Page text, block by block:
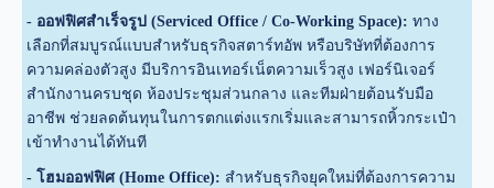
- ออฟฟิศสำเร็จรูป (Serviced Office / Co-Working Space): ทาง
เลือกที่สมบูรณ์แบบสำหรับธุรกิจสตาร์ทอัพ หรือบริษัทที่ต้องการ
ความคล่องตัวสูง มีบริการอินเทอร์เน็ตความเร็วสูง เฟอร์นิเจอร์
สำนักงานครบชุด ห้องประชุมส่วนกลาง และทีมฝ่ายต้อนรับมือ
อาชีพ ช่วยลดต้นทุนในการตกแต่งแรกเริ่มและสามารถหิ้วกระเป๋า
เข้าทำงานได้ทันที
- โฮมออฟฟิศ (Home Office): สำหรับธุรกิจยุคใหม่ที่ต้องการความ